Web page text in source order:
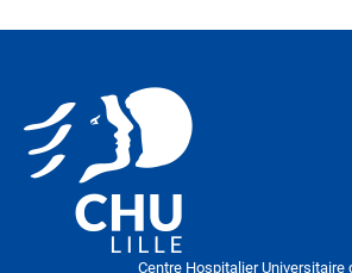
Rester connecté sur cet ordinateur
Mot de passe oublié ?
Lettre de motivation
Centre Hospitalier Universitaire